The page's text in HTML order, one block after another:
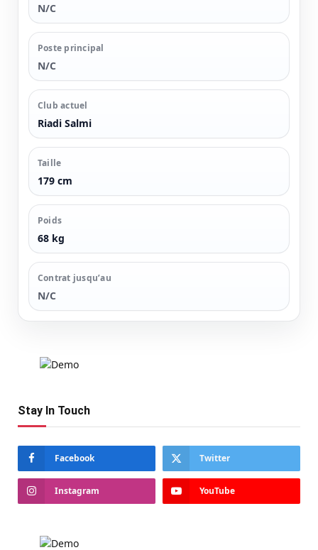
N/C
Poste principal
N/C
Club actuel
Riadi Salmi
Taille
179 cm
Poids
68 kg
Contrat jusqu’au
N/C
Stay In Touch
Facebook Twitter
Instagram YouTube